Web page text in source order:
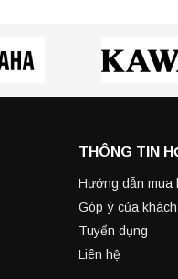
THÔNG TIN
Hướng dẫn mua
Góp ý của
Tuyển dụng
Liên hệ